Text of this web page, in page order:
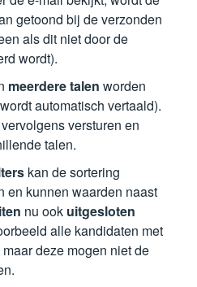
getoond bij de verzonden
als dit niet door de
wordt).
meerdere talen worden
automatisch vertaald).
versturen en
talen.
kan de sortering
en kunnen waarden naast
nu ook uitgesloten
alle kandidaten met
deze mogen niet de